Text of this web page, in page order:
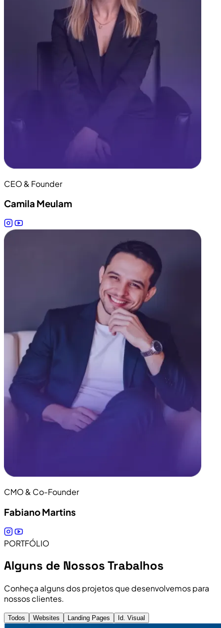
CEO & Founder
Camila Meulam
CMO & Co-Founder
Fabiano Martins
PORTFÓLIO
Alguns de Nossos Trabalhos
Conheça alguns dos projetos que desenvolvemos para
nossos clientes.
Todos Websites Landing Pages Id. Visual